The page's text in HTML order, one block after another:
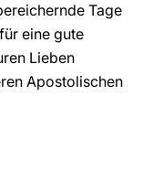
Tage
eine gute
Lieben
Apostolischen